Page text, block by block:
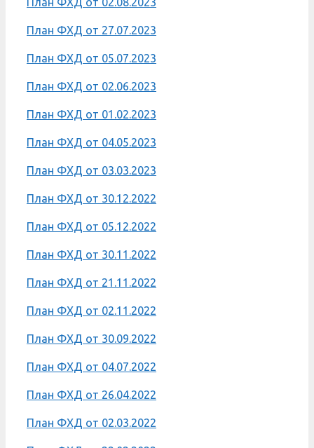
План ФХД от 27.07.2023
План ФХД от 05.07.2023
План ФХД от 02.06.2023
План ФХД от 01.02.2023
План ФХД от 04.05.2023
План ФХД от 03.03.2023
План ФХД от 30.12.2022
План ФХД от 05.12.2022
План ФХД от 30.11.2022
План ФХД от 21.11.2022
План ФХД от 02.11.2022
План ФХД от 30.09.2022
План ФХД от 04.07.2022
План ФХД от 26.04.2022
План ФХД от 02.03.2022